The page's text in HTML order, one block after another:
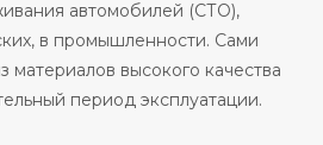
автомобилей (СТО),
в промышленности. Сами
материалов высокого качества
период эксплуатации.